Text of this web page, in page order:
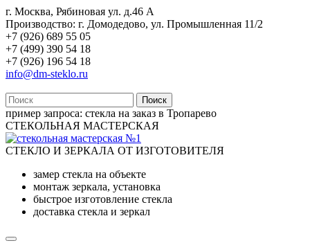
г. Москва, Рябиновая ул. д.46 А
Производство: г. Домодедово, ул. Промышленная 11/2
+7 (926) 689 55 05
+7 (499) 390 54 18
+7 (926) 196 54 18
info@dm-steklo.ru
Поиск
пример запроса: стекла на заказ в Тропарево
СТЕКОЛЬНАЯ МАСТЕРСКАЯ
СТЕКЛО И ЗЕРКАЛА ОТ ИЗГОТОВИТЕЛЯ
замер стекла на объекте
монтаж зеркала, установка
быстрое изготовление стекла
доставка стекла и зеркал